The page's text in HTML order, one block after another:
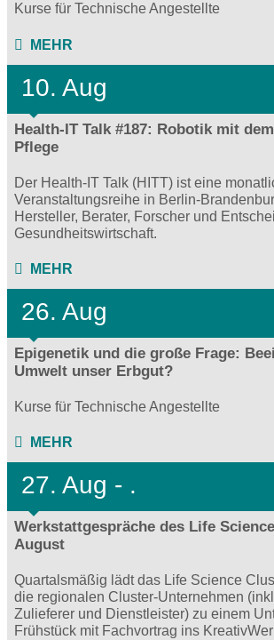
Kurse für Technische Angestellte
MEHR
10. Aug
Health-IT Talk #187: Robotik mit
Pflege
Der Health-IT Talk (HITT) ist eine
Veranstaltungsreihe in Berlin-
Hersteller, Berater, Forscher und
Gesundheitswirtschaft.
MEHR
26. Aug
Epigenetik und die große Frage:
Umwelt unser Erbgut?
Kurse für Technische Angestellte
MEHR
27. Aug - .
Werkstattgespräche des Life
August
Quartalsmäßig lädt das Life Science
die regionalen Cluster-Unternehmen
Zulieferer und Dienstleister) zu einem
Frühstück mit Fachvortrag ins